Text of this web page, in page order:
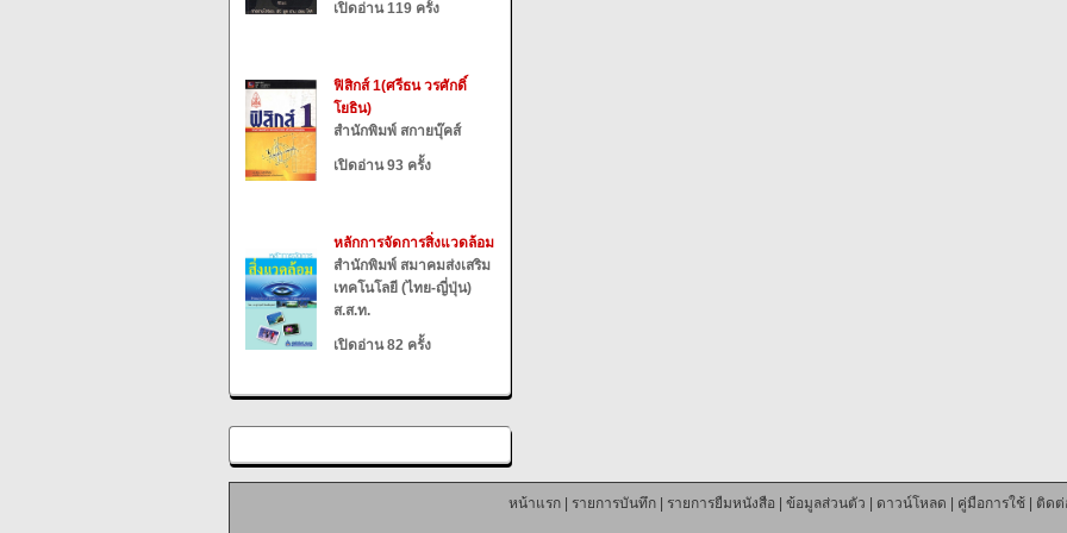
เปิดอ่าน 119 ครั้ง
ฟิสิกส์ 1(ศรีธน วรศักดิ์
โยธิน)
สำนักพิมพ์ สกายบุ๊คส์
เปิดอ่าน 93 ครั้ง
หลักการจัดการสิ่งแวดล้อม
สำนักพิมพ์ สมาคมส่งเสริม
เทคโนโลยี (ไทย-ญี่ปุ่น)
ส.ส.ท.
เปิดอ่าน 82 ครั้ง
หน้าแรก| รายการบันทึก| รายการยืมหนังสือ ข้อมูลส่วนตัว ดาวน์โหลด คู่มือการใช้| ติดต่